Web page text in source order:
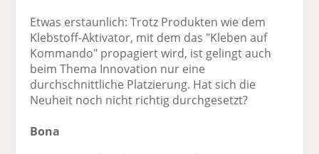
Etwas erstaunlich: Trotz Produkten wie dem
Klebstoff-Aktivator, mit dem das "Kleben auf
Kommando" propagiert wird, ist gelingt auch
beim Thema Innovation nur eine
durchschnittliche Platzierung. Hat sich die
Neuheit noch nicht richtig durchgesetzt?
Bona